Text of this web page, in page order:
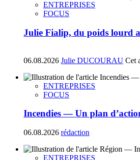
ENTREPRISES
FOCUS
Julie Fialip, du poids lourd
06.08.2026 Julie DUCOURAU Cet
ENTREPRISES
FOCUS
Incendies — Un plan
06.08.2026 rédaction
ENTREPRISES